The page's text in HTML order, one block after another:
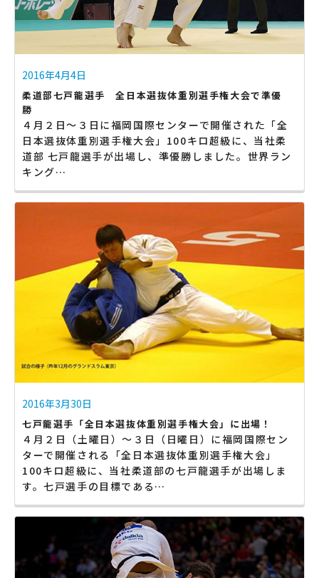
2016年4月4日
柔道部七戸龍選手 全日本選抜体重別選手権大会で準優
勝
４月２日〜３日に福岡国際センターで開催された「全
日本選抜体重別選手権大会」100キロ超級に、当社柔
道部 七戸龍選手が出場し、準優勝しました。世界ラン
キング…
2016年3月30日
七戸龍選手「全日本選抜体重別選手権大会」に出場！
４月２日（土曜日）〜３日（日曜日）に福岡国際セン
ターで開催される「全日本選抜体重別選手権大会」
100キロ超級に、当社柔道部の七戸龍選手が出場しま
す。七戸選手の目標である…